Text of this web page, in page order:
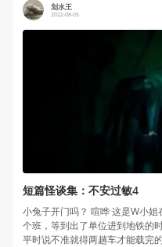
划水王
2022-08-05
短篇怪谈集：不安过敏4
小兔子开门吗？ 喧哗 这是W小
个班，等到出了单位进到地铁的
平时说不准就得两趟车才能载完